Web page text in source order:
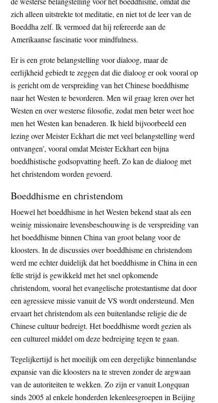
zich alleen uitstrekte tot meditatie, en niet tot de leer van de
Boeddha zelf. Ik vermoed dat hij refereerde aan de
Amerikaanse fascinatie voor mindfulness.
Er is een grote belangstelling voor dialoog, maar de
eerlijkheid gebiedt te zeggen dat die dialoog er ook vooral op
is gericht om de verspreiding van het Chinese boeddhisme
naar het Westen te bevorderen. Men wil graag leren over het
Westen en over westerse filosofie, zodat men beter weet hoe
men het Westen kan benaderen. Ik hield bijvoorbeeld een
lezing over Meister Eckhart die met veel belangstelling werd
ontvangen’, vooral omdat Meister Eckhart een bijna
boeddhistische godsopvatting heeft. Zo kan de dialoog met
het christendom worden gevoerd.
Boeddhisme en christendom
Hoewel het boeddhisme in het Westen bekend staat als een
weinig missionaire levensbeschouwing is de verspreiding van
het boeddhisme binnen China van groot belang voor de
kloosters. In de discussies over boeddhisme en christendom
werd me echter duidelijk dat het boeddhisme in China in een
felle strijd is gewikkeld met het snel opkomende
christendom, vooral het evangelische protestantisme dat door
een agressieve missie vanuit de VS wordt ondersteund. Men
ervaart het christendom als een buitenlandse religie die de
Chinese cultuur bedreigt. Het boeddhisme wordt gezien als
een cultureel middel om deze bedreiging tegen te gaan.
Tegelijkertijd is het moeilijk om een dergelijke binnenlandse
expansie van die kloosters na te streven zonder de argwaan
van de autoriteiten te wekken. Zo zijn er vanuit Longquan
sinds 2005 al enkele honderden lekenleesgroepen in Beijing